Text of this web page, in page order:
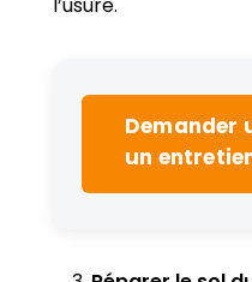
l’usure.
Demander
un